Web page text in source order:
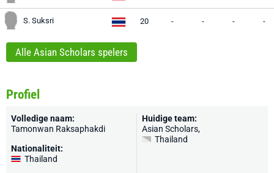
S. Suksri 20 - - - -
Alle Asian Scholars spelers
Profiel
Volledige naam:
Tamonwan Raksaphakdi
Nationaliteit:
Thailand
Huidige team:
Asian Scholars,
Thailand